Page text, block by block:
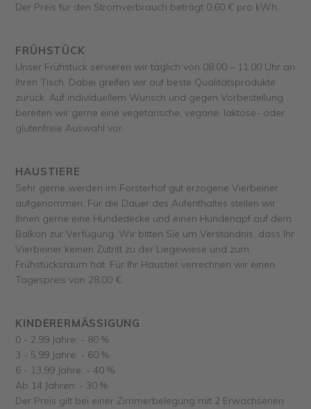
Der Preis für den Stromverbrauch beträgt 0,60 € pro kWh.
FRÜHSTÜCK
Unser Frühstück servieren wir täglich von 08.00 – 11.00 Uhr an
Ihren Tisch. Dabei greifen wir auf beste Qualitätsprodukte
zurück. Auf individuellem Wunsch und gegen Vorbestellung
bereiten wir gerne eine vegetarische, vegane, laktose- oder
glutenfreie Auswahl vor.
HAUSTIERE
Sehr gerne werden im Forsterhof gut erzogene Vierbeiner
aufgenommen. Für die Dauer des Aufenthaltes stellen wir
Ihnen gerne eine Hundedecke und einen Hundenapf auf dem
Balkon zur Verfügung. Wir bitten Sie um Verständnis, dass Ihr
Vierbeiner keinen Zutritt zu der Liegewiese und zum
Frühstücksraum hat. Für Ihr Haustier verrechnen wir einen
Tagespreis von 28,00 €.
KINDERERMÄSSIGUNG
0 - 2,99 Jahre: - 80 %
3 - 5,99 Jahre: - 60 %
6 - 13,99 Jahre: - 40 %
Ab 14 Jahren: - 30 %
Der Preis gilt bei einer Zimmerbelegung mit 2 Erwachsenen